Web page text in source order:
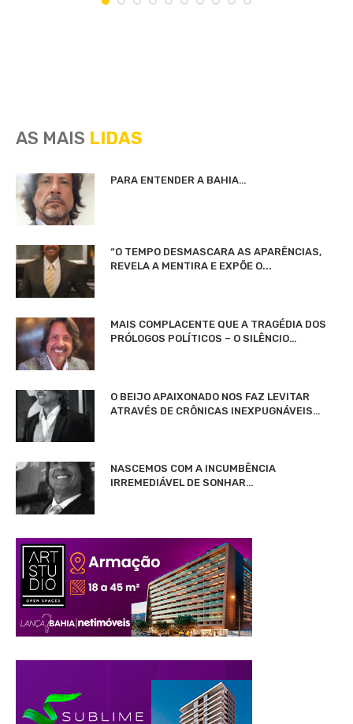
AS MAIS LIDAS
PARA ENTENDER A BAHIA…
“O TEMPO DESMASCARA AS APARÊNCIAS,
REVELA A MENTIRA E EXPÕE O...
MAIS COMPLACENTE QUE A TRAGÉDIA DOS
PRÓLOGOS POLÍTICOS – O SILÊNCIO…
O BEIJO APAIXONADO NOS FAZ LEVITAR
ATRAVÉS DE CRÔNICAS INEXPUGNÁVEIS…
NASCEMOS COM A INCUMBÊNCIA
IRREMEDIÁVEL DE SONHAR…